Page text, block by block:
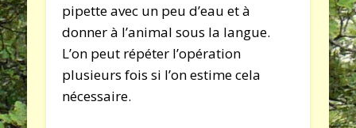
pipette avec un peu d’eau et à
donner à l’animal sous la langue.
L’on peut répéter l’opération
plusieurs fois si l’on estime cela
nécessaire.